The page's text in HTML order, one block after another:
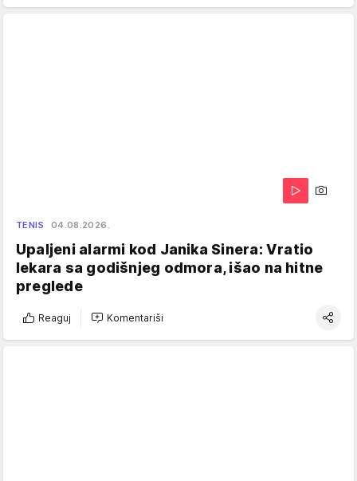
TENIS 04.08.2026.
Upaljeni alarmi kod Janika Sinera: Vratio
lekara sa godišnjeg odmora, išao na hitne
preglede
Reaguj Komentariši